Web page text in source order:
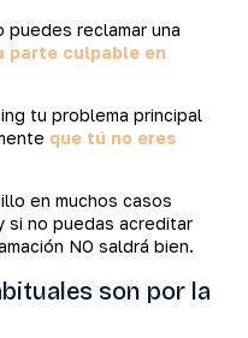
puedes reclamar una
parte culpable en
tu problema principal
que tú no eres
en muchos casos
si no puedas acreditar
NO saldrá bien.
son por la